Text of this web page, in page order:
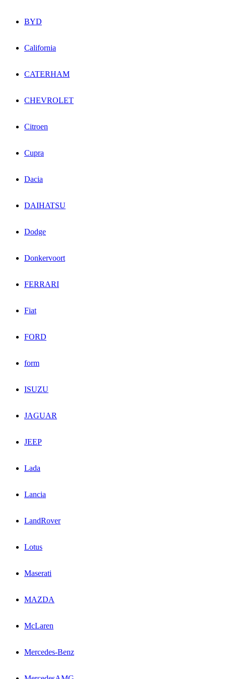
BYD
California
CATERHAM
CHEVROLET
Citroen
Cupra
Dacia
DAIHATSU
Dodge
Donkervoort
FERRARI
Fiat
FORD
form
ISUZU
JAGUAR
JEEP
Lada
Lancia
LandRover
Lotus
Maserati
MAZDA
McLaren
Mercedes-Benz